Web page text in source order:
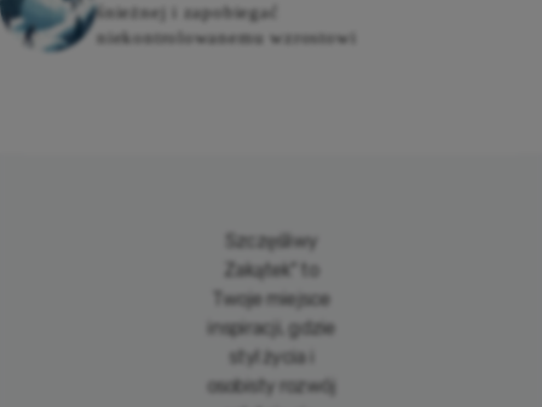
śnieżnej i zapobiegać
niekontrolowanemu wzrostowi
Szczęśliwy
Zakątek" to
Twoje miejsce
inspiracji, gdzie
styl życia i
osobisty rozwój